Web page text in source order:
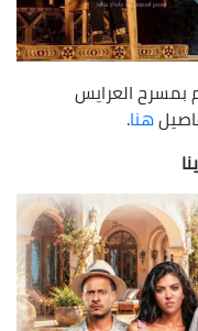
بمسرح العرايس
هنا.